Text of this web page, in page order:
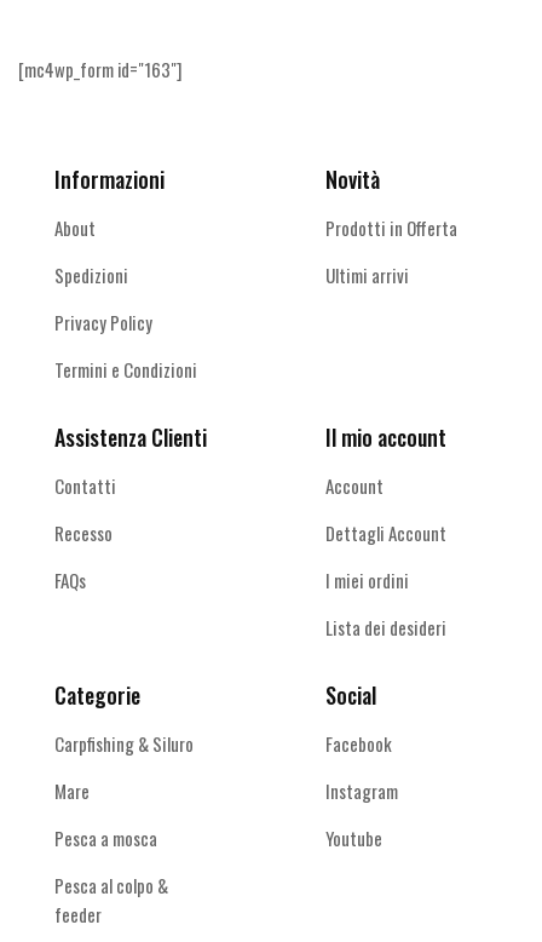
[mc4wp_form id="163"]
Informazioni
About
Spedizioni
Privacy Policy
Termini e Condizioni
Novità
Prodotti in Offerta
Ultimi arrivi
Assistenza Clienti
Contatti
Recesso
FAQs
Il mio account
Account
Dettagli Account
I miei ordini
Lista dei desideri
Categorie
Carpfishing & Siluro
Mare
Pesca a mosca
Pesca al colpo &
feeder
Social
Facebook
Instagram
Youtube